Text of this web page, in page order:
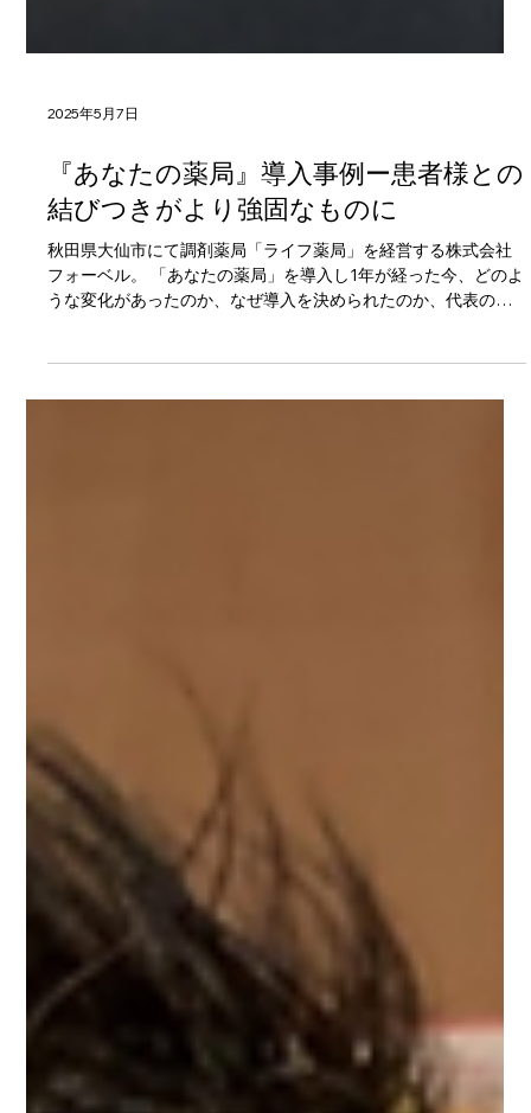
『あなたの薬局』導入事例ー患者様との
結びつきがより強固なものに
秋田県大仙市にて調剤薬局「ライフ薬局」を経営する株式会社
フォーベル。 「あなたの薬局」を導入し1年が経った今、どのよ
うな変化があったのか、なぜ導入を決められたのか、代表の大
西先生に伺ってきました。 株式会社フォーベル 代表 大西先生